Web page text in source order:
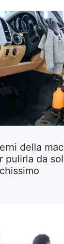
della
pulirla da